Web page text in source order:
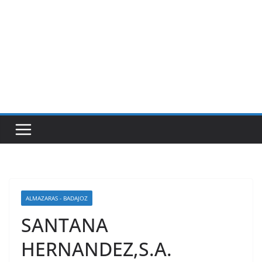
ALMAZARAS - BADAJOZ
SANTANA
HERNANDEZ,S.A.